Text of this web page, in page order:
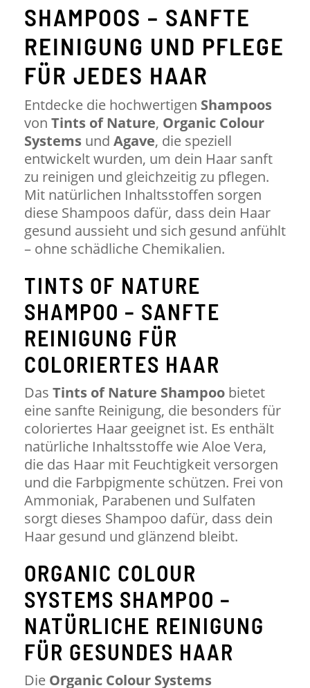
SHAMPOOS – SANFTE
REINIGUNG UND PFLEGE
FÜR JEDES HAAR
Entdecke die hochwertigen Shampoos
von Tints of Nature, Organic Colour
Systems und Agave, die speziell
entwickelt wurden, um dein Haar sanft
zu reinigen und gleichzeitig zu pflegen.
Mit natürlichen Inhaltsstoffen sorgen
diese Shampoos dafür, dass dein Haar
gesund aussieht und sich gesund anfühlt
– ohne schädliche Chemikalien.
TINTS OF NATURE
SHAMPOO – SANFTE
REINIGUNG FÜR
COLORIERTES HAAR
Das Tints of Nature Shampoo bietet
eine sanfte Reinigung, die besonders für
coloriertes Haar geeignet ist. Es enthält
natürliche Inhaltsstoffe wie Aloe Vera,
die das Haar mit Feuchtigkeit versorgen
und die Farbpigmente schützen. Frei von
Ammoniak, Parabenen und Sulfaten
sorgt dieses Shampoo dafür, dass dein
Haar gesund und glänzend bleibt.
ORGANIC COLOUR
SYSTEMS SHAMPOO –
NATÜRLICHE REINIGUNG
FÜR GESUNDES HAAR
Die Organic Colour Systems